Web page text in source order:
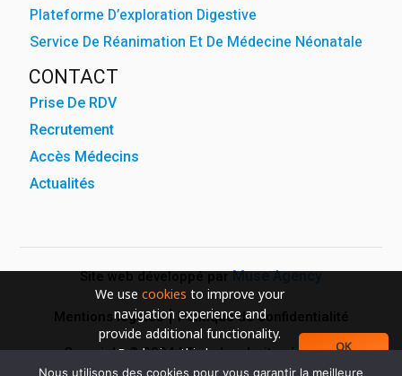
We use cookies to improve your
navigation experience and
provide additional functionality.
By closing this banner or
OK
Plateforme D’exploration Digestive
Service De Réanimation Et De Médecine Néonatale
CONTACT
Prise De RDV
Recrutement
Accès Médecins
Actualités
Site web développé parMuse Agency
Mentions légales Politique de confidentialité
Copyright © 2024 | Tous les droits réservés
Nous utilisons des cookies pour vous garantir la meilleure